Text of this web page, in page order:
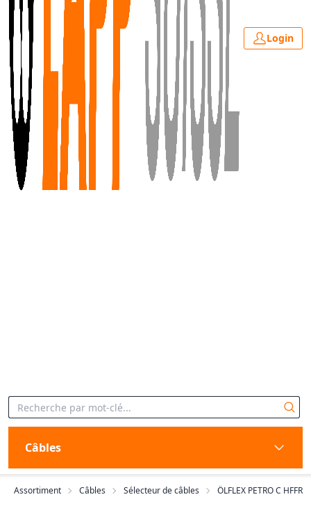
Login
Câbles
Assortiment Câbles Sélecteur de câbles ÖLFLEX PETRO C HFFR